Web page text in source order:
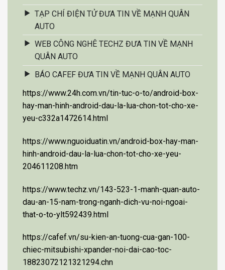
TẠP CHÍ ĐIỆN TỬ ĐƯA TIN VỀ MẠNH QUÂN
AUTO
WEB CÔNG NGHÊ TECHZ ĐƯA TIN VỀ MẠNH
QUÂN AUTO
BÁO CAFEF ĐƯA TIN VỀ MẠNH QUÂN AUTO
https://www.24h.com.vn/tin-tuc-o-to/android-box-
hay-man-hinh-android-dau-la-lua-chon-tot-cho-xe-
yeu-c332a1472614.html
https://www.nguoiduatin.vn/android-box-hay-man-
hinh-android-dau-la-lua-chon-tot-cho-xe-yeu-
204611208.htm
https://www.techz.vn/143-523-1-manh-quan-auto-
dau-an-15-nam-trong-nganh-dich-vu-noi-ngoai-
that-o-to-ylt592439.html
https://cafef.vn/su-kien-an-tuong-cua-gan-100-
chiec-mitsubishi-xpander-noi-dai-cao-toc-
18823072121321294.chn